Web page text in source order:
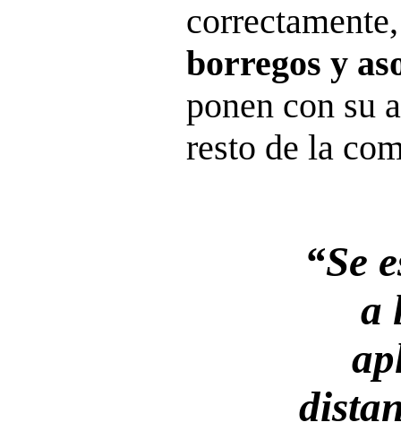
borregos y
ponen con su
resto de la
“Se
a